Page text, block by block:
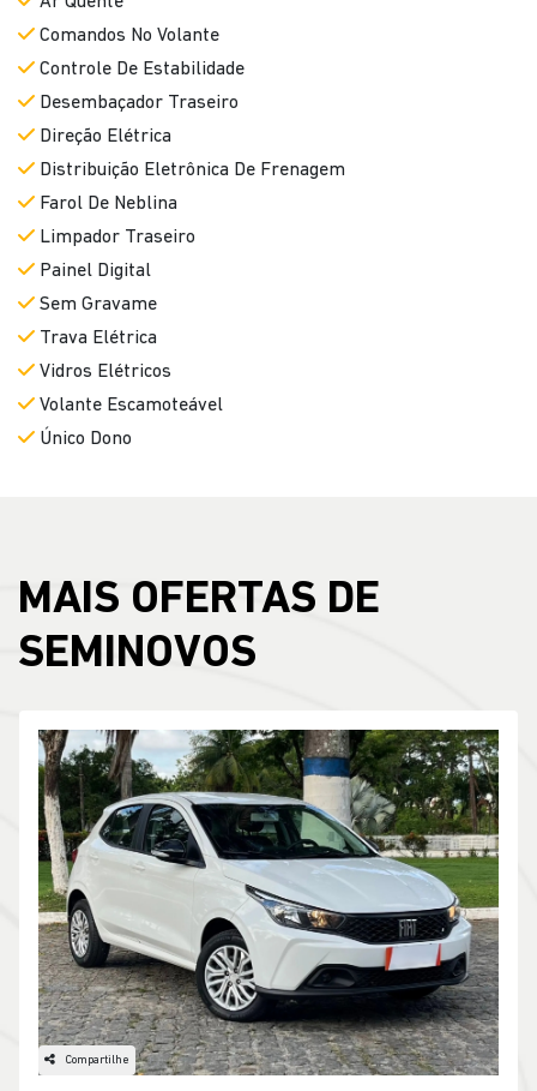
Comandos No Volante
Controle De Estabilidade
Desembaçador Traseiro
Direção Elétrica
Distribuição Eletrônica De Frenagem
Farol De Neblina
Limpador Traseiro
Painel Digital
Sem Gravame
Trava Elétrica
Vidros Elétricos
Volante Escamoteável
Único Dono
MAIS OFERTAS DE
SEMINOVOS
Compartilhe